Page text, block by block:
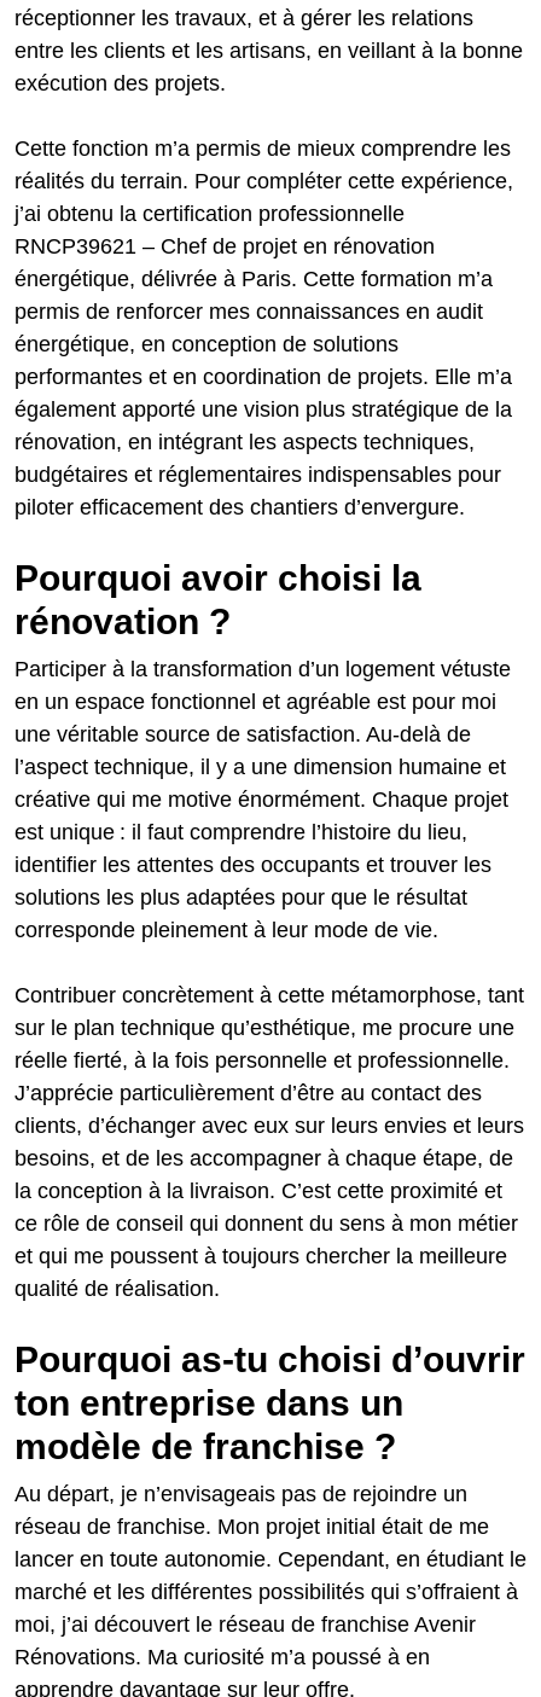
réceptionner les travaux, et à gérer les relations
entre les clients et les artisans, en veillant à la bonne
exécution des projets.
Cette fonction m’a permis de mieux comprendre les
réalités du terrain. Pour compléter cette expérience,
j’ai obtenu la certification professionnelle
RNCP39621 – Chef de projet en rénovation
énergétique, délivrée à Paris. Cette formation m’a
permis de renforcer mes connaissances en audit
énergétique, en conception de solutions
performantes et en coordination de projets. Elle m’a
également apporté une vision plus stratégique de la
rénovation, en intégrant les aspects techniques,
budgétaires et réglementaires indispensables pour
piloter efficacement des chantiers d’envergure.
Pourquoi avoir choisi la
rénovation ?
Participer à la transformation d’un logement vétuste
en un espace fonctionnel et agréable est pour moi
une véritable source de satisfaction. Au‑delà de
l’aspect technique, il y a une dimension humaine et
créative qui me motive énormément. Chaque projet
est unique : il faut comprendre l’histoire du lieu,
identifier les attentes des occupants et trouver les
solutions les plus adaptées pour que le résultat
corresponde pleinement à leur mode de vie.
Contribuer concrètement à cette métamorphose, tant
sur le plan technique qu’esthétique, me procure une
réelle fierté, à la fois personnelle et professionnelle.
J’apprécie particulièrement d’être au contact des
clients, d’échanger avec eux sur leurs envies et leurs
besoins, et de les accompagner à chaque étape, de
la conception à la livraison. C’est cette proximité et
ce rôle de conseil qui donnent du sens à mon métier
et qui me poussent à toujours chercher la meilleure
qualité de réalisation.
Pourquoi as-tu choisi d’ouvrir
ton entreprise dans un
modèle de franchise ?
Au départ, je n’envisageais pas de rejoindre un
réseau de franchise. Mon projet initial était de me
lancer en toute autonomie. Cependant, en étudiant le
marché et les différentes possibilités qui s’offraient à
moi, j’ai découvert le réseau de franchise Avenir
Rénovations. Ma curiosité m’a poussé à en
apprendre davantage sur leur offre.